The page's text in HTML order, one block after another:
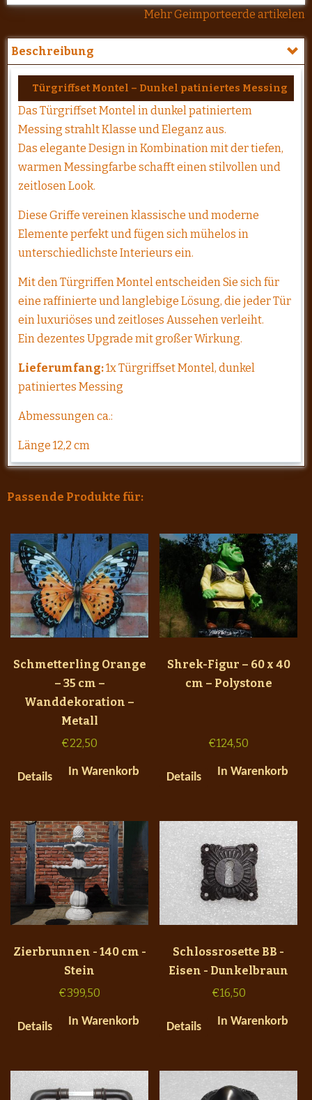
Mehr Geimporteerde artikelen
Beschreibung
Türgriffset Montel – Dunkel patiniertes Messing
Das Türgriffset Montel in dunkel patiniertem
Messing strahlt Klasse und Eleganz aus.
Das elegante Design in Kombination mit der tiefen,
warmen Messingfarbe schafft einen stilvollen und
zeitlosen Look.
Diese Griffe vereinen klassische und moderne
Elemente perfekt und fügen sich mühelos in
unterschiedlichste Interieurs ein.
Mit den Türgriffen Montel entscheiden Sie sich für
eine raffinierte und langlebige Lösung, die jeder Tür
ein luxuriöses und zeitloses Aussehen verleiht.
Ein dezentes Upgrade mit großer Wirkung.
Lieferumfang:1x Türgriffset Montel, dunkel
patiniertes Messing
Abmessungen ca.:
Länge 12,2 cm
Passende Produkte für:
Schmetterling Orange
– 35 cm –
Wanddekoration –
Metall
€22,50
Details In Warenkorb
Shrek-Figur – 60 x 40
cm – Polystone
€124,50
Details In Warenkorb
Zierbrunnen - 140 cm -
Stein
€399,50
Details In Warenkorb
Schlossrosette BB -
Eisen - Dunkelbraun
€16,50
Details In Warenkorb